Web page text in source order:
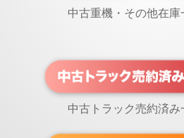
中古重機・その他在庫
中古トラック売約済み